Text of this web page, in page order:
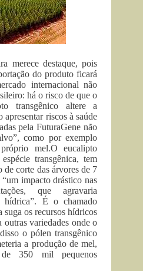
merece destaque, pois
do produto ficará
internacional não
há o risco de que o
transgênico altere a
riscos à saúde
pela FuturaGene não
como por exemplo
mel.O eucalipto
transgênica, tem
corte das árvores de 7
impacto drástico nas
que agravaria
hídrica”. É o chamado
suga os recursos hídricos
outras variedades onde o
o pólen transgênico
a produção de mel,
350 mil pequenos